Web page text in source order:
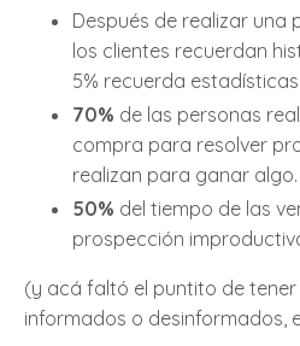
Después de realizar una
los clientes recuerdan
5% recuerda estadísticas.
70% de las personas
compra para resolver
realizan para ganar algo.
50% del tiempo de las
prospección
(y acá faltó el puntito de
informados o desinformados,